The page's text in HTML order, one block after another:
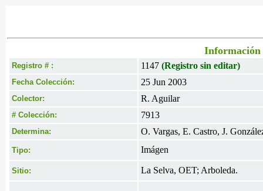
Información
Registro # : 1147 (Registro sin editar)
Fecha Colección: 25 Jun 2003
Colector: R. Aguilar
# Colección: 7913
Determina: O. Vargas, E. Castro, J.
Tipo: Imágen
Sitio: La Selva, OET; Arboleda.